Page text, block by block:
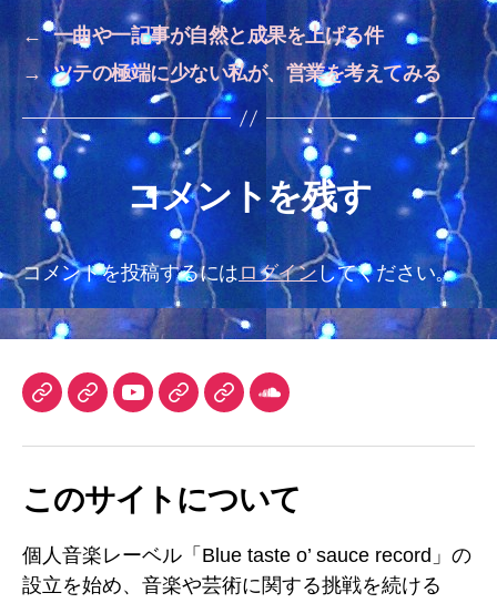
← 一曲や一記事が自然と成果を上げる件
→ ツテの極端に少ない私が、営業を考えてみる
コメントを残す
コメントを投稿するには ログインしてください。
TuneCore
iTunesYouTube
ン
ル
DLsiteAudiostockSoundCloud
このサイトについて
個人音楽レーベル「Blue taste o’ sauce record」の
設立を始め、音楽や芸術に関する挑戦を続ける